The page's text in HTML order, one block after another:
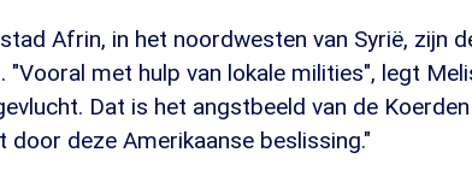
Afrin, in het noordwesten van Syrië, zijn
"Vooral met hulp van lokale milities", legt
Dat is het angstbeeld van de
deze Amerikaanse beslissing."